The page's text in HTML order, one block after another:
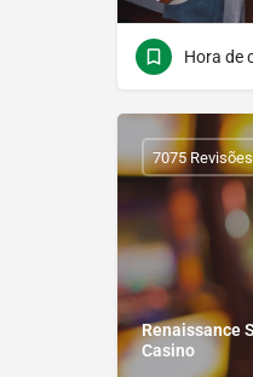
Renaissance
Casino
7075 Revisões